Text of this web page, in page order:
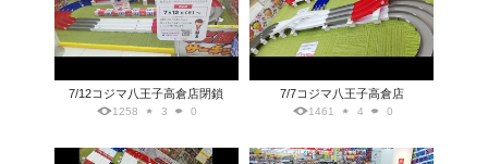
7/12コジマ八王子高倉店閉鎖
1258 3 0
7/7コジマ八王子高倉店
1461 4 0